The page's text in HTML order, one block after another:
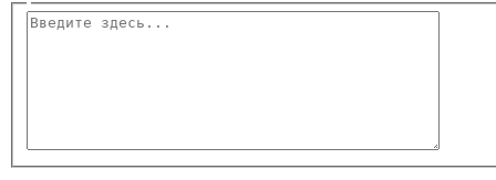
Введите